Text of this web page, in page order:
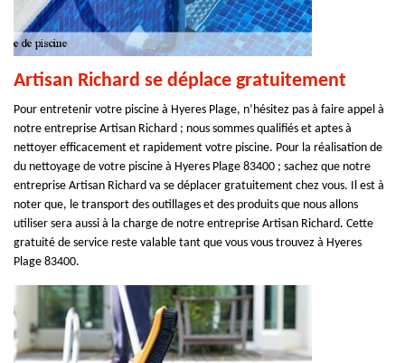
Artisan Richard se déplace gratuitement
Pour entretenir votre piscine à Hyeres Plage, n’hésitez pas à faire appel à
notre entreprise Artisan Richard ; nous sommes qualifiés et aptes à
nettoyer efficacement et rapidement votre piscine. Pour la réalisation de
du nettoyage de votre piscine à Hyeres Plage 83400 ; sachez que notre
entreprise Artisan Richard va se déplacer gratuitement chez vous. Il est à
noter que, le transport des outillages et des produits que nous allons
utiliser sera aussi à la charge de notre entreprise Artisan Richard. Cette
gratuité de service reste valable tant que vous vous trouvez à Hyeres
Plage 83400.